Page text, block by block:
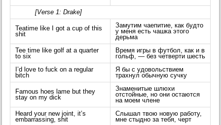
[Verse 1: Drake]
Teatime like I got a cup of this
shit
Замутим чаепитие, как будто
у меня есть чашка этого
дерьма
Tee time like golf at a quarter
to six
Время игры в футбол, как и в
гольф, — без четверти шесть
I’d love to fuck on a regular
bitch
Я бы с удовольствием
трахнул обычную сучку
Famous hoes lame but they
stay on my dick
Знаменитые шлюхи
отстойные, но они остаются
на моем члене
Heard your new joint, it’s
embarrassing, shit
Слышал твою новую работу,
мне стыдно за тебя, черт